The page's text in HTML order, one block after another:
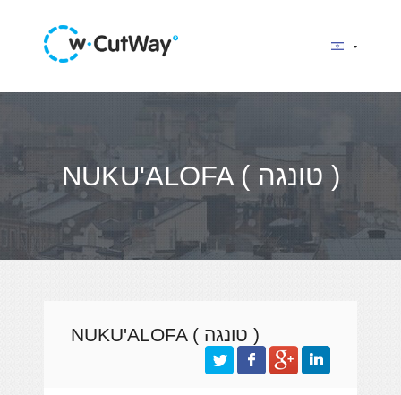
NUKU'ALOFA ( טונגה )
NUKU'ALOFA ( טונגה )